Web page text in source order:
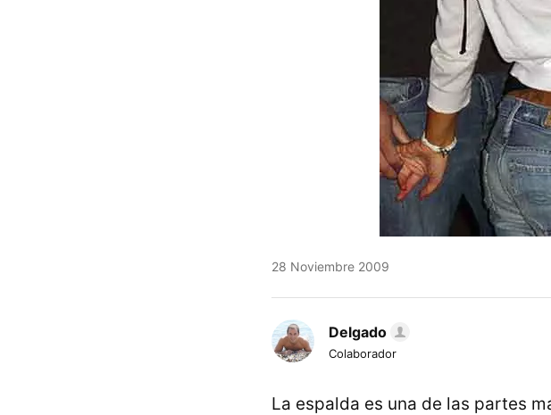
28 Noviembre 2009
Delgado
Colaborador
La espalda es una de las partes